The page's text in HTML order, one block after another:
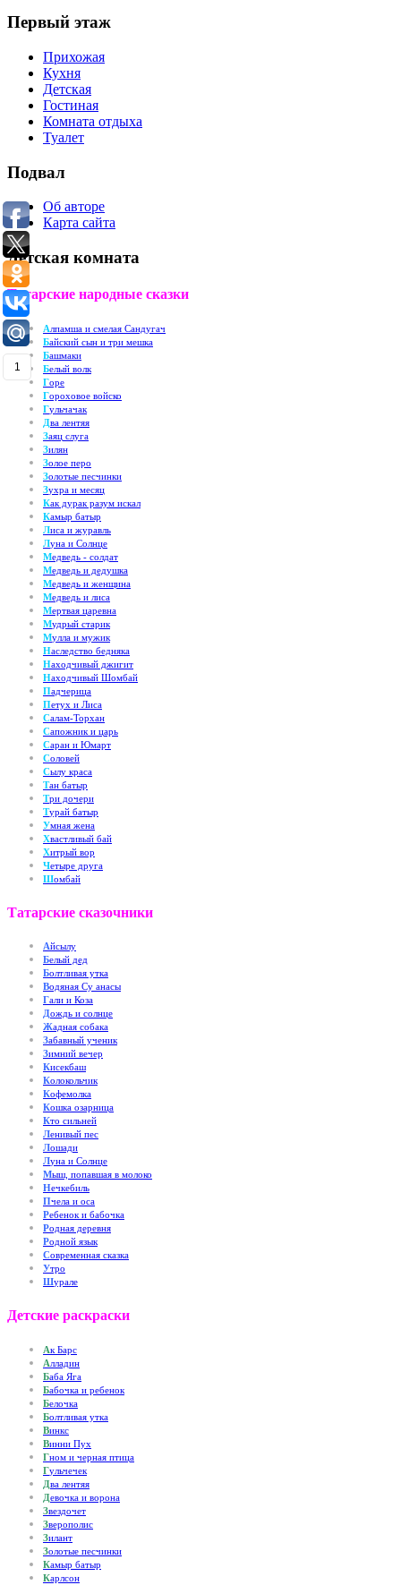
Первый этаж
Прихожая
Кухня
Детская
Гостиная
Комната отдыха
Туалет
Подвал
Об авторе
Карта сайта
Детская комната
Татарские народные сказки
Алпамша и смелая Сандугач
Байский сын и три мешка
Башмаки
Белый волк
Горе
Гороховое войско
Гульчачак
Два лентяя
Заяц слуга
Зилян
Золое перо
Золотые песчинки
Зухра и месяц
Как дурак разум искал
Камыр батыр
Лиса и журавль
Луна и Солнце
Медведь - солдат
Медведь и дедушка
Медведь и женщина
Медведь и лиса
Мертвая царевна
Мудрый старик
Мулла и мужик
Наследство бедняка
Находчивый джигит
Находчивый Шомбай
Падчерица
Петух и Лиса
Салам-Торхан
Сапожник и царь
Саран и Юмарт
Соловей
Сылу краса
Тан батыр
Три дочери
Турай батыр
Умная жена
Хвастливый бай
Хитрый вор
Четыре друга
Шомбай
Татарские сказочники
Айсылу
Белый дед
Болтливая утка
Водяная Су анасы
Гали и Коза
Дождь и солнце
Жадная собака
Забавный ученик
Зимний вечер
Кисекбаш
Колокольчик
Кофемолка
Кошка озарница
Кто сильней
Ленивый пес
Лошади
Луна и Солнце
Мыш, попавшая в молоко
Нечкебиль
Пчела и оса
Ребенок и бабочка
Родная деревня
Родной язык
Современная сказка
Утро
Шурале
Детские раскраски
Ак Барс
Алладин
Баба Яга
Бабочка и ребенок
Белочка
Болтливая утка
Винкс
Винни Пух
Гном и черная птица
Гульчечек
Два лентяя
Девочка и ворона
Звездочет
Зверополис
Зилант
Золотые песчинки
Камыр батыр
Карлсон
1